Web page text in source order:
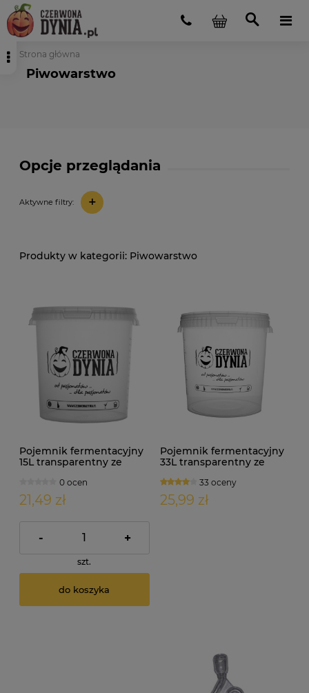
Strona główna
Piwowarstwo
Opcje przeglądania
Aktywne filtry: +
Piwowarstwo
Pojemnik fermentacyjny
15L transparentny ze
0 ocen
21,49 zł
- +
szt.
do koszyka
Pojemnik fermentacyjny
33L transparentny ze
33 oceny
25,99 zł